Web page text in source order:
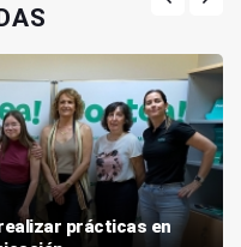
prácticas en